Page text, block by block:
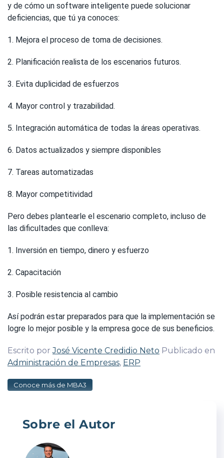
y de cómo un software inteligente puede solucionar
deficiencias, que tú ya conoces:
1. Mejora el proceso de toma de decisiones.
2. Planificación realista de los escenarios futuros.
3. Evita duplicidad de esfuerzos
4. Mayor control y trazabilidad.
5. Integración automática de todas la áreas operativas.
6. Datos actualizados y siempre disponibles
7. Tareas automatizadas
8. Mayor competitividad
Pero debes plantearle el escenario completo, incluso de
las dificultades que conlleva:
1. Inversión en tiempo, dinero y esfuerzo
2. Capacitación
3. Posible resistencia al cambio
Así podrán estar preparados para que la implementación se
logre lo mejor posible y la empresa goce de sus beneficios.
Escrito porJosé Vicente Credidio Neto Publicado en
Administración de Empresas, ERP
Conoce más de MBA3
Sobre el Autor